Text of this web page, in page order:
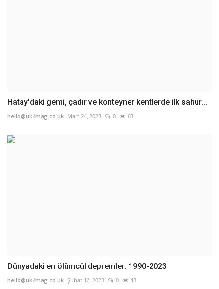
Hatay'daki gemi, çadır ve konteyner kentlerde ilk sahur...
hello@uk4mag.co.uk Mart 24, 2023 0 63
Dünyadaki en ölümcül depremler: 1990-2023
hello@uk4mag.co.uk Şubat 12, 2023 0 43